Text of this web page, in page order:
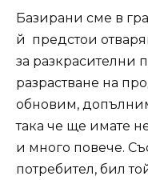
Базирани сме в
й предстои
за разкрасителни
разрастване на
обновим,
така че ще имате
и много повече.
потребител, бил